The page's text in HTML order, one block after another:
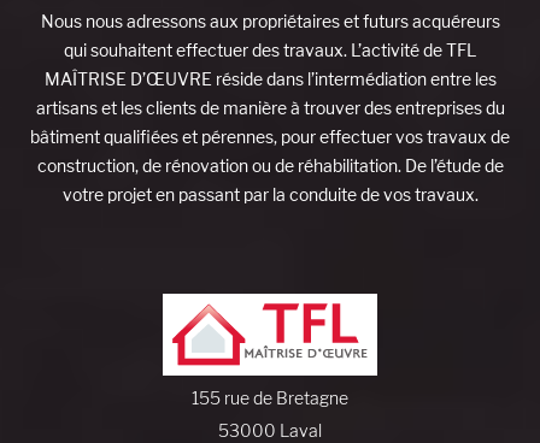
Nous nous adressons aux propriétaires et futurs acquéreurs
qui souhaitent effectuer des travaux. L’activité de TFL
MAÎTRISE D’ŒUVRE réside dans l’intermédiation entre les
artisans et les clients de manière à trouver des entreprises du
bâtiment qualifiées et pérennes, pour effectuer vos travaux de
construction, de rénovation ou de réhabilitation. De l’étude de
votre projet en passant par la conduite de vos travaux.
155 rue de Bretagne
53000 Laval